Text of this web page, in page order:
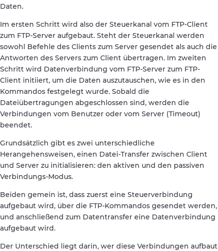
Daten.
Im ersten Schritt wird also der Steuerkanal vom FTP-Client
zum FTP-Server aufgebaut. Steht der Steuerkanal werden
sowohl Befehle des Clients zum Server gesendet als auch die
Antworten des Servers zum Client übertragen. Im zweiten
Schritt wird Datenverbindung vom FTP-Server zum FTP-
Client initiiert, um die Daten auszutauschen, wie es in den
Kommandos festgelegt wurde. Sobald die
Dateiübertragungen abgeschlossen sind, werden die
Verbindungen vom Benutzer oder vom Server (Timeout)
beendet.
Grundsätzlich gibt es zwei unterschiedliche
Herangehensweisen, einen Datei-Transfer zwischen Client
und Server zu initialisieren: den aktiven und den passiven
Verbindungs-Modus.
Beiden gemein ist, dass zuerst eine Steuerverbindung
aufgebaut wird, über die FTP-Kommandos gesendet werden,
und anschließend zum Datentransfer eine Datenverbindung
aufgebaut wird.
Der Unterschied liegt darin, wer diese Verbindungen aufbaut